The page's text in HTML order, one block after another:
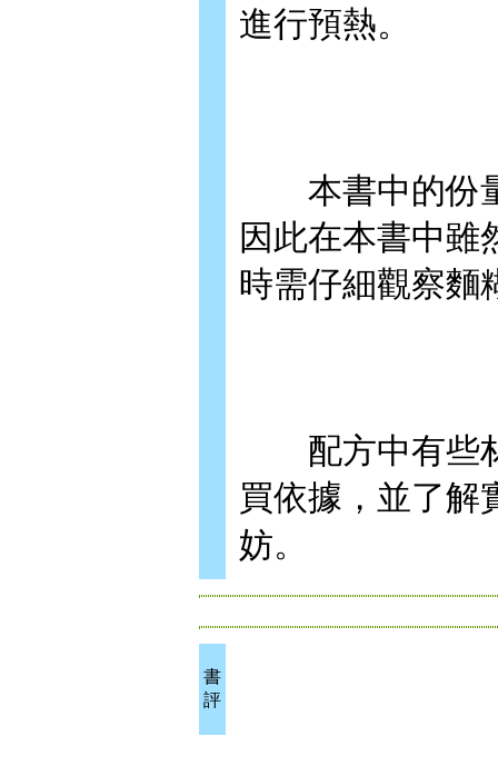
進行預熱。
本書中的份量
因此在本書中雖
時需仔細觀察麵
配方中有些材
買依據，並了解
妨。
書
評